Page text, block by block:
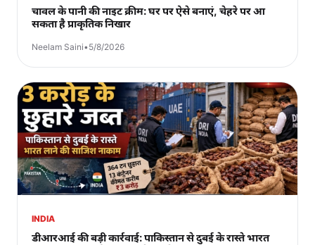
चावल के पानी की नाइट क्रीम: घर पर ऐसे बनाएं, चेहरे पर आ
सकता है प्राकृतिक निखार
Neelam Saini•5/8/2026
INDIA
डीआरआई की बड़ी कार्रवाई: पाकिस्तान से दुबई के रास्ते भारत